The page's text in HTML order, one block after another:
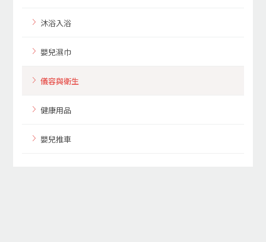
沐浴入浴
嬰兒濕巾
儀容與衛生
健康用品
嬰兒推車